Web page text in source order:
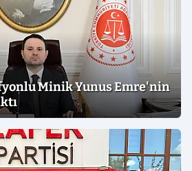
Minik Yunus Emre'nin